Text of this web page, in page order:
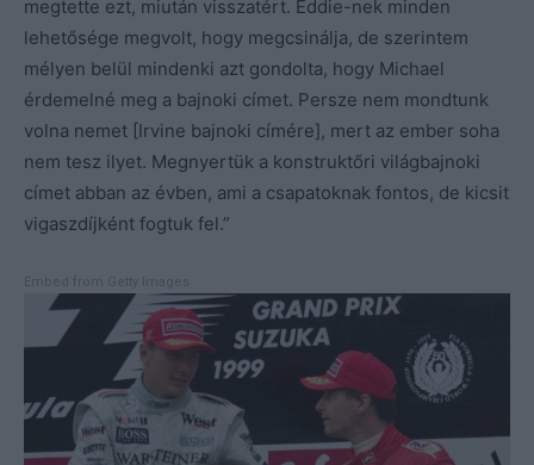
megtette ezt, miután visszatért. Eddie-nek minden
lehetősége megvolt, hogy megcsinálja, de szerintem
mélyen belül mindenki azt gondolta, hogy Michael
érdemelné meg a bajnoki címet. Persze nem mondtunk
volna nemet [Irvine bajnoki címére], mert az ember soha
nem tesz ilyet. Megnyertük a konstruktőri világbajnoki
címet abban az évben, ami a csapatoknak fontos, de kicsit
vigaszdíjként fogtuk fel.”